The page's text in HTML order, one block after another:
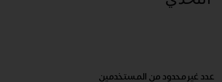
عدد غير محدود من المستخدمين